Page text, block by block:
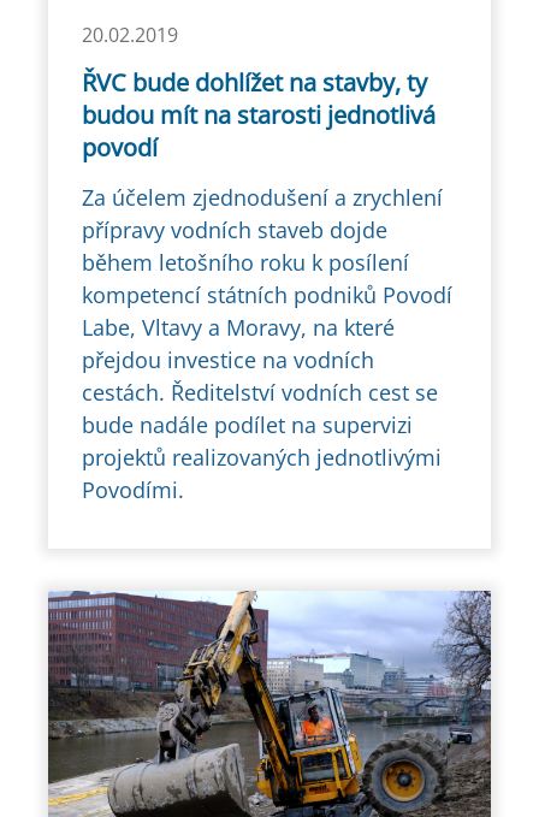
20.02.2019
ŘVC bude dohlížet na stavby, ty
budou mít na starosti jednotlivá
povodí
Za účelem zjednodušení a zrychlení
přípravy vodních staveb dojde
během letošního roku k posílení
kompetencí státních podniků Povodí
Labe, Vltavy a Moravy, na které
přejdou investice na vodních
cestách. Ředitelství vodních cest se
bude nadále podílet na supervizi
projektů realizovaných jednotlivými
Povodími.